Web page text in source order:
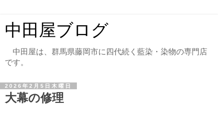
中田屋ブログ
中田屋は、群馬県藤岡市に四代続く藍染・染物の専門店
です。
2026年2月5日木曜日
大幕の修理